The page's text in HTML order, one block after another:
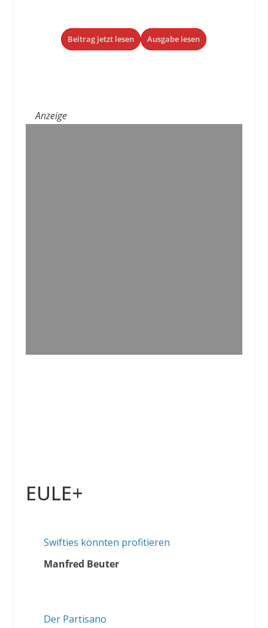
Beitrag jetzt lesen Ausgabe lesen
Anzeige
EULE+
Swifties könnten profitieren
Manfred Beuter
Der Partisano